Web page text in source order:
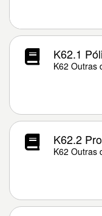
K62.1
K62 Outras
K62.2
K62 Outras